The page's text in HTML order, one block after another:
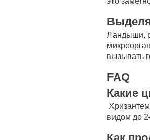
Ландыши,
вызывать
FAQ
Какие
видом до